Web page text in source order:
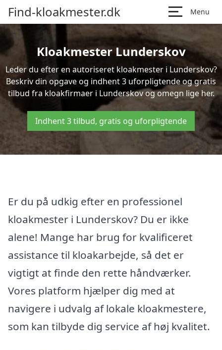
Find-kloakmester.dk Menu
Kloakmester Lunderskov
Leder du efter en autoriseret kloakmester i Lunderskov?
Beskriv din opgave og indhent 3 uforpligtende og gratis
tilbud fra kloakfirmaer i Lunderskov og omegn lige her.
Indhent 3 tilbud, gratis og uforpligtende
Er du på udkig efter en professionel
kloakmester i Lunderskov? Du er ikke
alene! Mange har brug for kvalificeret
assistance til kloakarbejde, så det er
vigtigt at finde den rette håndværker.
Vores platform hjælper dig med at
navigere i udvalg af lokale kloakmestere,
som kan tilbyde dig service af høj kvalitet.